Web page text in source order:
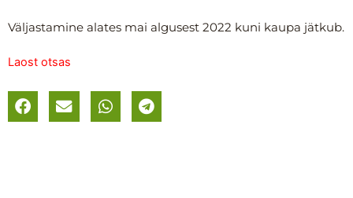
Väljastamine alates mai algusest 2022 kuni kaupa jätkub.
Laost otsas